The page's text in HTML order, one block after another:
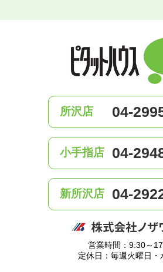
所沢店 04-
小手指店 04-
新所沢店 04-
営業時間：9:30～
定休日：毎週火曜日・